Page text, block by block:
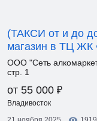
(ТАКСИ от и до
магазин в ТЦ ЖК
ООО "Сеть
стр. 1
от 55 000 ₽
Владивосток